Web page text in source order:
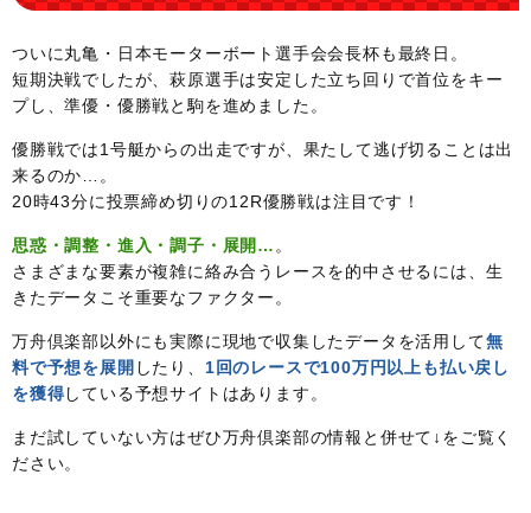
ついに丸亀・日本モーターボート選手会会長杯も最終日。
短期決戦でしたが、萩原選手は安定した立ち回りで首位をキー
プし、準優・優勝戦と駒を進めました。
優勝戦では1号艇からの出走ですが、果たして逃げ切ることは出
来るのか…。
20時43分に投票締め切りの12R優勝戦は注目です！
思惑・調整・進入・調子・展開… 。
さまざまな要素が複雑に絡み合うレースを的中させるには、生
きたデータこそ重要なファクター。
万舟倶楽部以外にも実際に現地で収集したデータを活用して無
料で予想を展開 したり、 1回のレースで100万円以上も払い戻し
を獲得している予想サイトはあります。
まだ試していない方はぜひ万舟倶楽部の情報と併せて↓をご覧く
ださい。